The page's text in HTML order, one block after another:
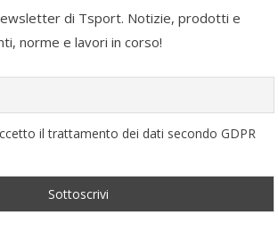
di Tsport. Notizie, prodotti e
norme e lavori in corso!
il trattamento dei dati secondo GDPR